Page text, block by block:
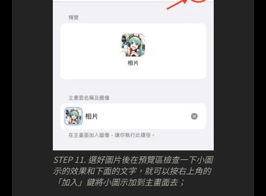
STEP 11. 選好圖片後在預覽區檢查一下小圖
示的效果和下面的文字，就可以按右上角的
「加入」鍵將小圖示加到主畫面去；